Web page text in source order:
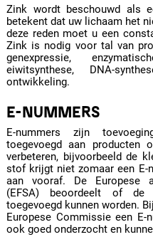
Zink wordt beschouwd als
betekent dat uw lichaam het
deze reden moet u een
Zink is nodig voor tal van
genexpressie,
eiwitsynthese, DNA-
ontwikkeling.
E-NUMMERS
E-nummers zijn
toegevoegd aan producten
verbeteren, bijvoorbeeld de
stof krijgt niet zomaar een E-
aan vooraf. De Europese
(EFSA) beoordeelt of
toegevoegd kunnen worden.
Europese Commissie een E-
ook goed onderzocht en